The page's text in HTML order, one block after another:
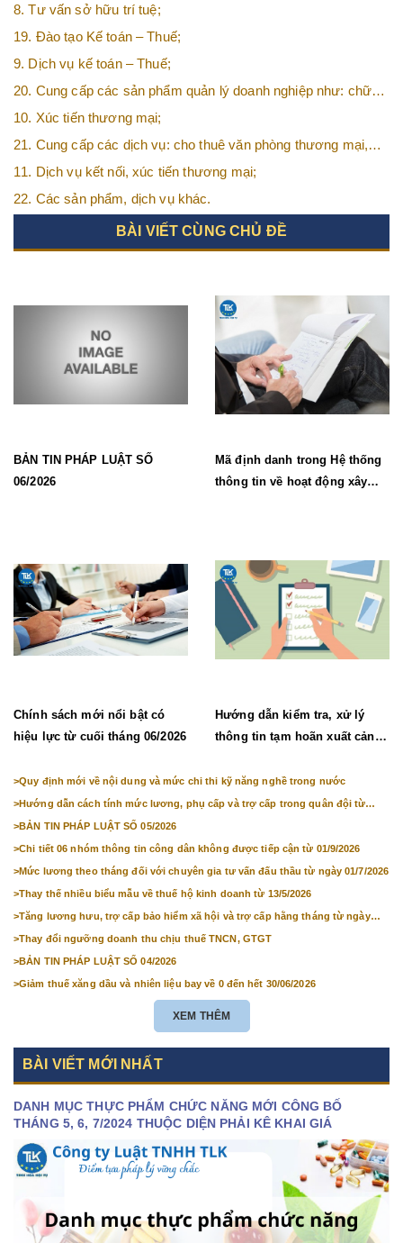
8. Tư vấn sở hữu trí tuệ;
19. Đào tạo Kế toán – Thuế;
9. Dịch vụ kế toán – Thuế;
20. Cung cấp các sản phẩm quản lý doanh nghiệp như: chữ
ký số, hóa đơn điện tử, BHXH,…vv
10. Xúc tiến thương mại;
21. Cung cấp các dịch vụ: cho thuê văn phòng thương mại,
văn phòng ảo, văn phòng chia sẻ…vv
11. Dịch vụ kết nối, xúc tiến thương mại;
22. Các sản phẩm, dịch vụ khác.
BÀI VIẾT CÙNG CHỦ ĐỀ
BẢN TIN PHÁP LUẬT SỐ
06/2026
Mã định danh trong Hệ thống
thông tin về hoạt động xây
Chính sách mới nổi bật có
hiệu lực từ cuối tháng 06/2026
Hướng dẫn kiểm tra, xử lý
thông tin tạm hoãn xuất cảnh,
>Quy định mới về nội dung và mức chi thi kỹ năng nghề trong nước
>Hướng dẫn cách tính mức lương, phụ cấp và trợ cấp trong quân đội từ
>BẢN TIN PHÁP LUẬT SỐ 05/2026
>Chi tiết 06 nhóm thông tin công dân không được tiếp cận từ 01/9/2026
>Mức lương theo tháng đối với chuyên gia tư vấn đấu thầu từ ngày 01/7/2026
>Thay thế nhiều biểu mẫu về thuế hộ kinh doanh từ 13/5/2026
>Tăng lương hưu, trợ cấp bảo hiểm xã hội và trợ cấp hằng tháng từ ngày
>Thay đổi ngưỡng doanh thu chịu thuế TNCN, GTGT
>BẢN TIN PHÁP LUẬT SỐ 04/2026
>Giảm thuế xăng dầu và nhiên liệu bay về 0 đến hết 30/06/2026
XEM THÊM
BÀI VIẾT MỚI NHẤT
DANH MỤC THỰC PHẨM CHỨC NĂNG MỚI CÔNG BỐ
THÁNG 5, 6, 7/2024 THUỘC DIỆN PHẢI KÊ KHAI GIÁ